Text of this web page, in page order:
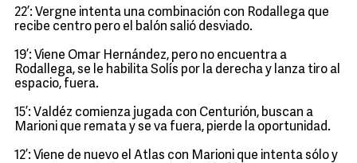
22’: Vergne intenta una combinación con Rodallega que
recibe centro pero el balón salió desviado.
19’: Viene Omar Hernández, pero no encuentra a
Rodallega, se le habilita Solís por la derecha y lanza tiro al
espacio, fuera.
15’: Valdéz comienza jugada con Centurión, buscan a
Marioni que remata y se va fuera, pierde la oportunidad.
12’: Viene de nuevo el Atlas con Marioni que intenta sólo y